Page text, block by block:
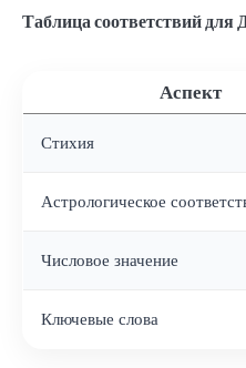
Таблица соответствий для
Аспект
Стихия
Астрологическое
Числовое значение
Ключевые слова